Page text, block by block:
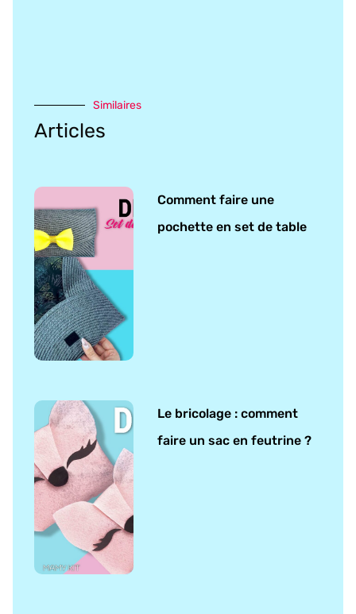
Similaires
Articles
Comment faire une
pochette en set de table
Le bricolage : comment
faire un sac en feutrine ?